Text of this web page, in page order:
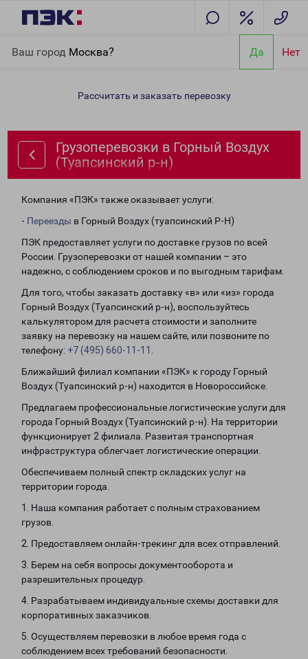
Ваш город Москва? Да Нет
(Туапсинский р-н)
Рассчитать и заказать перевозку
Грузоперевозки в Горный Воздух
(Туапсинский р-н)
Компания «ПЭК» также оказывает услуги:
- Переезды в Горный Воздух (туапсинский Р-Н)
ПЭК предоставляет услуги по доставке грузов по всей
России. Грузоперевозки от нашей компании – это
надежно, с соблюдением сроков и по выгодным тарифам.
Для того, чтобы заказать доставку «в» или «из» города
Горный Воздух (Туапсинский р-н), воспользуйтесь
калькулятором для расчета стоимости и заполните
заявку на перевозку на нашем сайте, или позвоните по
телефону: +7 (495) 660-11-11
Ближайший филиал компании «ПЭК» к городу Горный
Воздух (Туапсинский р-н) находится в Новороссийске.
Предлагаем профессиональные логистические услуги для
города Горный Воздух (Туапсинский р-н). На территории
функционирует 2 филиала. Развитая транспортная
инфраструктура облегчает логистические операции.
Обеспечиваем полный спектр складских услуг на
территории города.
1. Наша компания работает с полным страхованием
грузов.
2. Предоставляем онлайн-трекинг для всех отправлений.
3. Берем на себя вопросы документооборота и
разрешительных процедур.
4. Разрабатываем индивидуальные схемы доставки для
корпоративных заказчиков.
5. Осуществляем перевозки в любое время года с
соблюдением всех требований безопасности.